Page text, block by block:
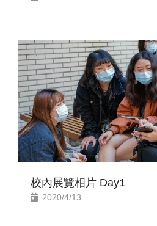
校內展覽相片 Day1
2020/4/13